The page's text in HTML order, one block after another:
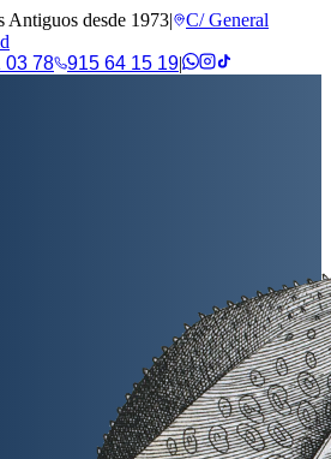
Antiguos desde 1973|
C/ General
03 78 915 64 15 19|